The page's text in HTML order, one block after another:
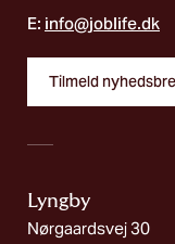
E: info@joblife.dk
Tilmeld
Lyngby
Nørgaardsvej 30